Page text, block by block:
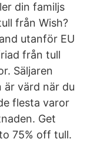
din familjs
från Wish?
utanför EU
från tull
Säljaren
är värd när du
flesta varor
Get
75% off tull.